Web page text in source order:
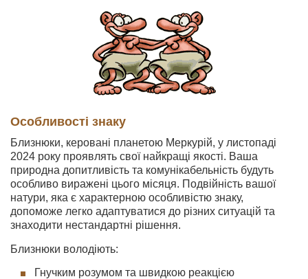
Особливості знаку
Близнюки, керовані планетою Меркурій, у листопаді
2024 року проявлять свої найкращі якості. Ваша
природна допитливість та комунікабельність будуть
особливо виражені цього місяця. Подвійність вашої
натури, яка є характерною особливістю знаку,
допоможе легко адаптуватися до різних ситуацій та
знаходити нестандартні рішення.
Близнюки володіють:
Гнучким розумом та швидкою реакцією